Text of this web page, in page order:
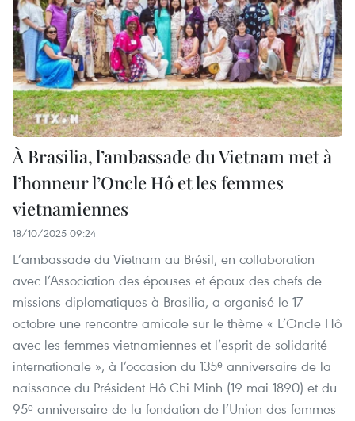
À Brasilia, l’ambassade du Vietnam met à
l’honneur l’Oncle Hô et les femmes
vietnamiennes
18/10/2025 09:24
L’ambassade du Vietnam au Brésil, en collaboration
avec l’Association des épouses et époux des chefs de
missions diplomatiques à Brasilia, a organisé le 17
octobre une rencontre amicale sur le thème « L’Oncle Hô
avec les femmes vietnamiennes et l’esprit de solidarité
internationale », à l’occasion du 135ᵉ anniversaire de la
naissance du Président Hô Chi Minh (19 mai 1890) et du
95ᵉ anniversaire de la fondation de l’Union des femmes